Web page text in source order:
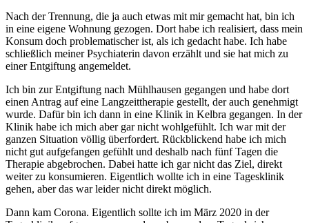
Nach der Trennung, die ja auch etwas mit mir gemacht hat, bin ich
in eine eigene Wohnung gezogen. Dort habe ich realisiert, dass mein
Konsum doch problematischer ist, als ich gedacht habe. Ich habe
schließlich meiner Psychiaterin davon erzählt und sie hat mich zu
einer Entgiftung angemeldet.
Ich bin zur Entgiftung nach Mühlhausen gegangen und habe dort
einen Antrag auf eine Langzeittherapie gestellt, der auch genehmigt
wurde. Dafür bin ich dann in eine Klinik in Kelbra gegangen. In der
Klinik habe ich mich aber gar nicht wohlgefühlt. Ich war mit der
ganzen Situation völlig überfordert. Rückblickend habe ich mich
nicht gut aufgefangen gefühlt und deshalb nach fünf Tagen die
Therapie abgebrochen. Dabei hatte ich gar nicht das Ziel, direkt
weiter zu konsumieren. Eigentlich wollte ich in eine Tagesklinik
gehen, aber das war leider nicht direkt möglich.
Dann kam Corona. Eigentlich sollte ich im März 2020 in der